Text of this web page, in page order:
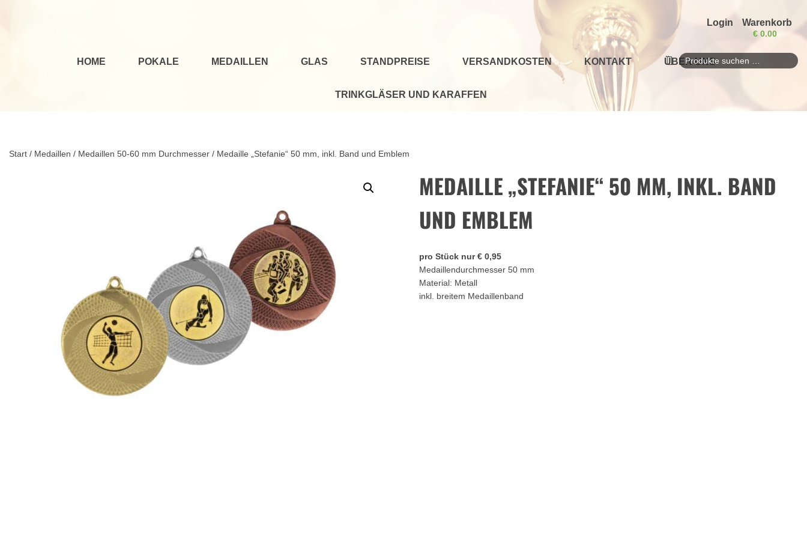
Login Warenkorb
€ 0.00
HOME POKALE MEDAILLEN GLAS STANDPREISE VERSANDKOSTEN KONTAKT ÜBER UNS
TRINKGLÄSER UND KARAFFEN
Suchen
Start / Medaillen / Medaillen 50-60 mm Durchmesser / Medaille „Stefanie“ 50 mm, inkl. Band und Emblem
MEDAILLE „STEFANIE“ 50 MM, INKL. BAND
UND EMBLEM
pro Stück nur € 0,95
Medaillendurchmesser 50 mm
Material: Metall
inkl. breitem Medaillenband